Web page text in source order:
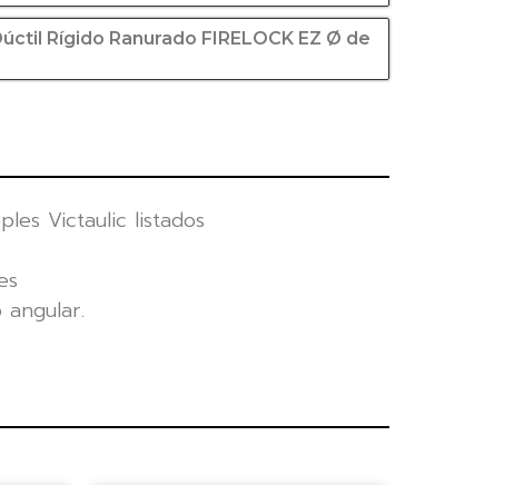
Rígido Ranurado FIRELOCK EZ Ø de
Victaulic listados